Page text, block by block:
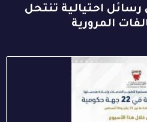
رسائل احتيالية تنتحل
المرورية